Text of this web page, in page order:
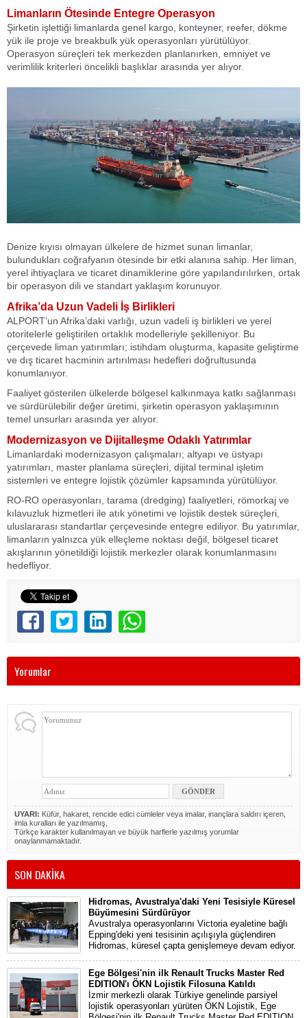
Limanların Ötesinde Entegre Operasyon
Şirketin işlettiği limanlarda genel kargo, konteyner, reefer, dökme
yük ile proje ve breakbulk yük operasyonları yürütülüyor.
Operasyon süreçleri tek merkezden planlanırken, emniyet ve
verimlilik kriterleri öncelikli başlıklar arasında yer alıyor.
Denize kıyısı olmayan ülkelere de hizmet sunan limanlar,
bulundukları coğrafyanın ötesinde bir etki alanına sahip. Her liman,
yerel ihtiyaçlara ve ticaret dinamiklerine göre yapılandırılırken, ortak
bir operasyon dili ve standart yaklaşım korunuyor.
Afrika’da Uzun Vadeli İş Birlikleri
ALPORT’un Afrika’daki varlığı, uzun vadeli iş birlikleri ve yerel
otoritelerle geliştirilen ortaklık modelleriyle şekilleniyor. Bu
çerçevede liman yatırımları; istihdam oluşturma, kapasite geliştirme
ve dış ticaret hacminin artırılması hedefleri doğrultusunda
konumlanıyor.
Faaliyet gösterilen ülkelerde bölgesel kalkınmaya katkı sağlanması
ve sürdürülebilir değer üretimi, şirketin operasyon yaklaşımının
temel unsurları arasında yer alıyor.
Modernizasyon ve Dijitalleşme Odaklı Yatırımlar
Limanlardaki modernizasyon çalışmaları; altyapı ve üstyapı
yatırımları, master planlama süreçleri, dijital terminal işletim
sistemleri ve entegre lojistik çözümler kapsamında yürütülüyor.
RO-RO operasyonları, tarama (dredging) faaliyetleri, römorkaj ve
kılavuzluk hizmetleri ile atık yönetimi ve lojistik destek süreçleri,
uluslararası standartlar çerçevesinde entegre ediliyor. Bu yatırımlar,
limanların yalnızca yük elleçleme noktası değil, bölgesel ticaret
akışlarının yönetildiği lojistik merkezler olarak konumlanmasını
hedefliyor.
Yorumlar
UYARI: Küfür, hakaret, rencide edici cümleler veya imalar, inançlara saldırı içeren,
imla kuralları ile yazılmamış,
Türkçe karakter kullanılmayan ve büyük harflerle yazılmış yorumlar
onaylanmamaktadır.
SON DAKİKA
Hidromas, Avustralya'daki Yeni Tesisiyle Küresel
Büyümesini Sürdürüyor
Avustralya operasyonlarını Victoria eyaletine bağlı
Epping'deki yeni tesisinin açılışıyla güçlendiren
Hidromas, küresel çapta genişlemeye devam ediyor.
Ege Bölgesi'nin ilk Renault Trucks Master Red
EDITION'ı ÖKN Lojistik Filosuna Katıldı
İzmir merkezli olarak Türkiye genelinde parsiyel
lojistik operasyonları yürüten ÖKN Lojistik, Ege